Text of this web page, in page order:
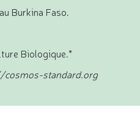
Burkina Faso.
Biologique.*
cosmos-standard.org